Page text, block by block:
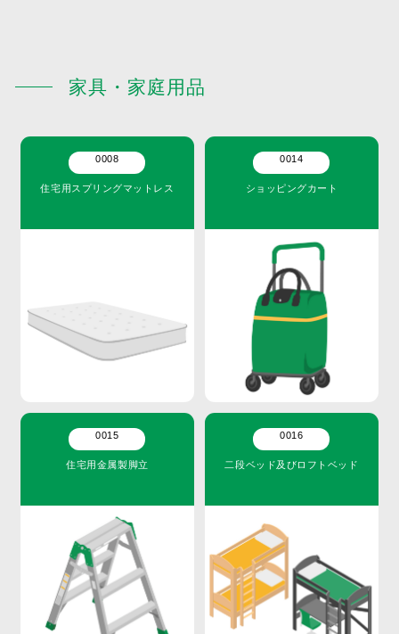
家具・家庭用品
0008
住宅用スプリングマットレス
0014
ショッピングカート
0015
住宅用金属製脚立
0016
二段ベッド及びロフトベッド